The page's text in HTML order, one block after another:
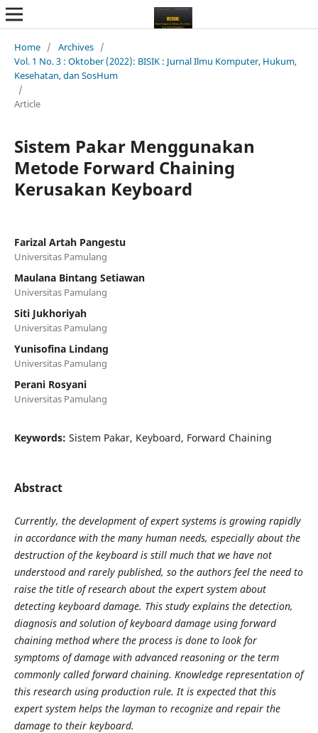
Home / Archives /
Vol. 1 No. 3 : Oktober (2022): BISIK : Jurnal Ilmu Komputer, Hukum,
Kesehatan, dan SosHum
/
Article
Sistem Pakar Menggunakan
Metode Forward Chaining
Kerusakan Keyboard
Farizal Artah Pangestu
Universitas Pamulang
Maulana Bintang Setiawan
Universitas Pamulang
Siti Jukhoriyah
Universitas Pamulang
Yunisofina Lindang
Universitas Pamulang
Perani Rosyani
Universitas Pamulang
Keywords: Sistem Pakar, Keyboard, Forward Chaining
Abstract
Currently, the development of expert systems is growing rapidly
in accordance with the many human needs, especially about the
destruction of the keyboard is still much that we have not
understood and rarely published, so the authors feel the need to
raise the title of research about the expert system about
detecting keyboard damage. This study explains the detection,
diagnosis and solution of keyboard damage using forward
chaining method where the process is done to look for
symptoms of damage with advanced reasoning or the term
commonly called forward chaining. Knowledge representation of
this research using production rule. It is expected that this
expert system helps the layman to recognize and repair the
damage to their keyboard.